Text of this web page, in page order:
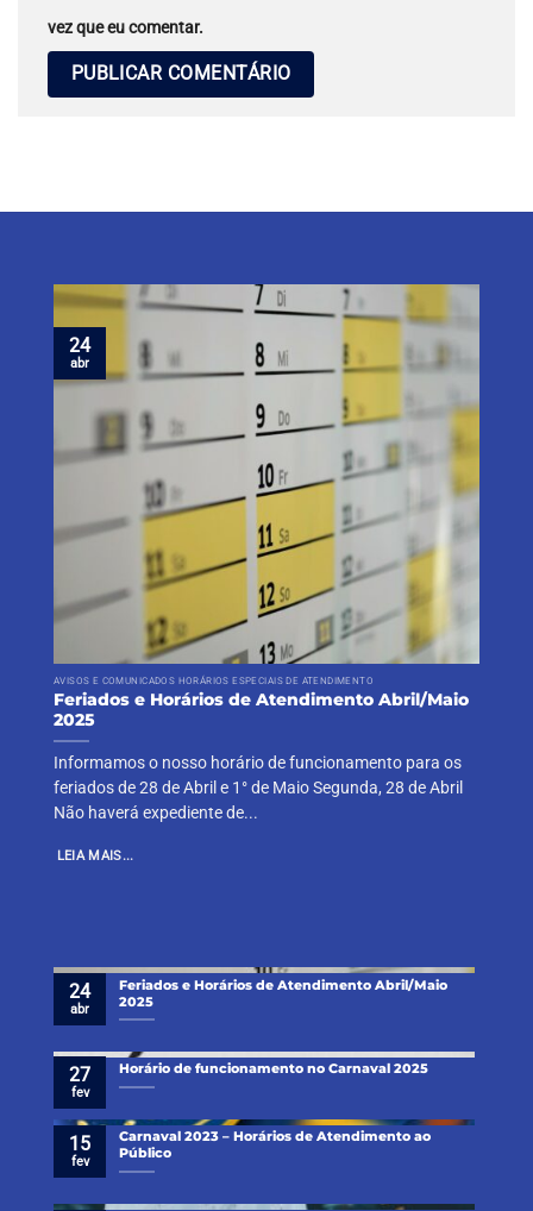
vez que eu comentar.
AVISOS E COMUNICADOS HORÁRIOS ESPECIAIS DE ATENDIMENTO
Feriados e Horários de Atendimento Abril/Maio
2025
Informamos o nosso horário de funcionamento para os
feriados de 28 de Abril e 1° de Maio Segunda, 28 de Abril
Não haverá expediente de...
LEIA MAIS...
24
abr
Feriados e Horários de Atendimento Abril/Maio
2025
24
abr
Horário de funcionamento no Carnaval 2025
27
fev
Carnaval 2023 – Horários de Atendimento ao
Público
15
fev